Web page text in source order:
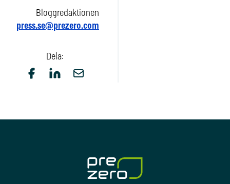
Bloggredaktionen
press.se@prezero.com
Dela: